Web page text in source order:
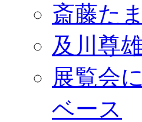
斎藤た
及川尊
展覧会
ベース